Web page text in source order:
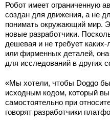
Робот имеет ограниченную
создан для движения, а не
понимать окружающий мир.
новые разработчики.
дешевая и не требует каких-
или фирменных деталей,
для исследований в других
«Мы хотели, чтобы Doggo
исходным кодом, который
самостоятельно при
говорят разработчики